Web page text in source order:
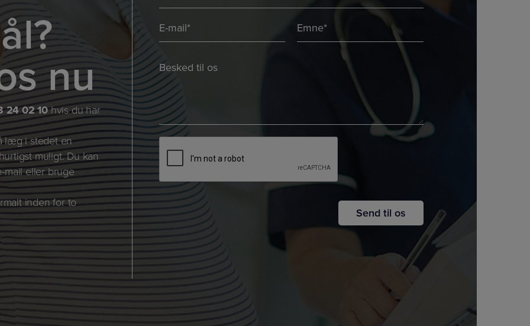
nu
24 02 10hvis du har
læg i stedet en
muligt. Du kan
mail eller bruge
inden for to
*
E-
mail
*
Emne
*
*
*
CAPTCHA